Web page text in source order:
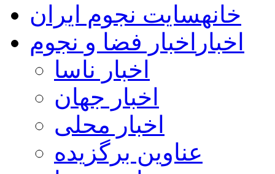
خانهسایت نجوم ایران
اخبار اخبار فضا و نجوم
اخبار ناسا
اخبار جهان
اخبار محلی
عناوین برگزیده